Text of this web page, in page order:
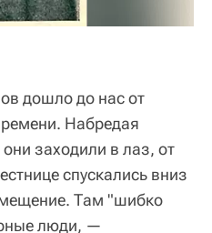
дошло до нас от
Набредая
заходили в лаз, от
спускались вниз
Там "шибко
люди, —